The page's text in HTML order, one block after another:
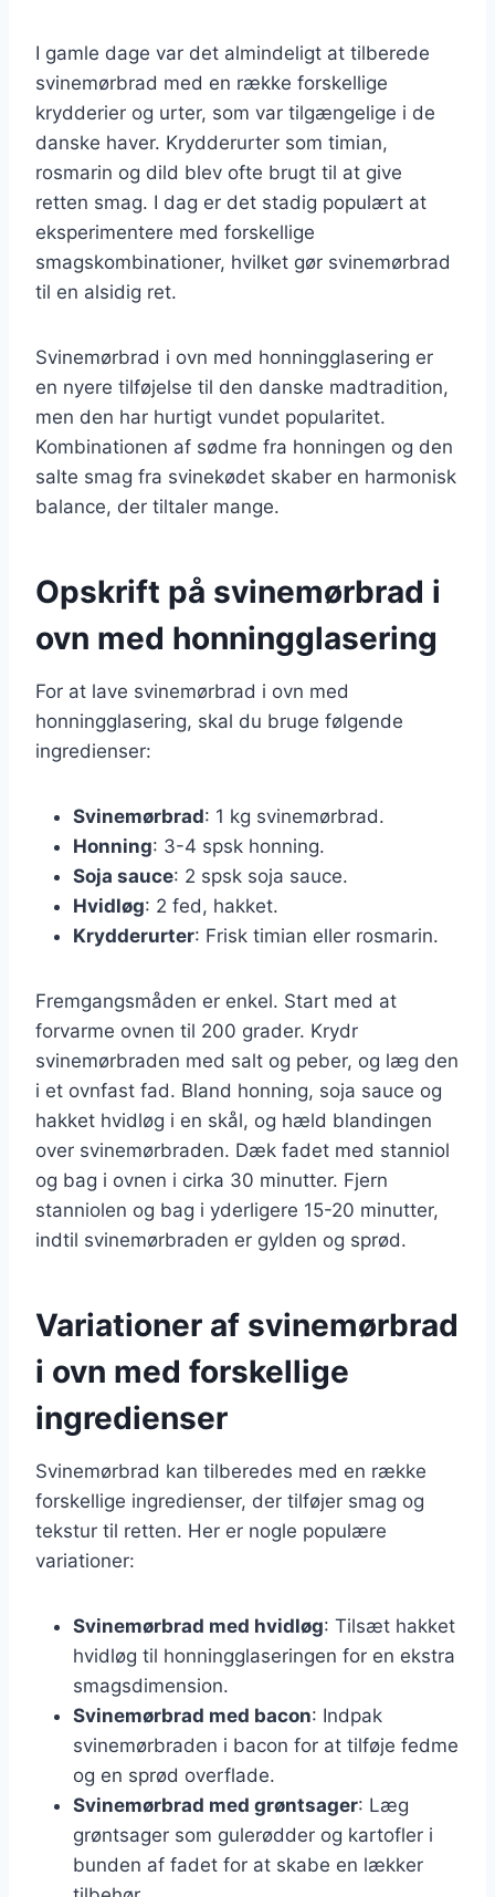
I gamle dage var det almindeligt at tilberede
svinemørbrad med en række forskellige
krydderier og urter, som var tilgængelige i de
danske haver. Krydderurter som timian,
rosmarin og dild blev ofte brugt til at give
retten smag. I dag er det stadig populært at
eksperimentere med forskellige
smagskombinationer, hvilket gør svinemørbrad
til en alsidig ret.
Svinemørbrad i ovn med honningglasering er
en nyere tilføjelse til den danske madtradition,
men den har hurtigt vundet popularitet.
Kombinationen af sødme fra honningen og den
salte smag fra svinekødet skaber en harmonisk
balance, der tiltaler mange.
Opskrift på svinemørbrad i
ovn med honningglasering
For at lave svinemørbrad i ovn med
honningglasering, skal du bruge følgende
ingredienser:
Svinemørbrad: 1 kg svinemørbrad.
Honning: 3-4 spsk honning.
Soja sauce: 2 spsk soja sauce.
Hvidløg: 2 fed, hakket.
Krydderurter: Frisk timian eller rosmarin.
Fremgangsmåden er enkel. Start med at
forvarme ovnen til 200 grader. Krydr
svinemørbraden med salt og peber, og læg den
i et ovnfast fad. Bland honning, soja sauce og
hakket hvidløg i en skål, og hæld blandingen
over svinemørbraden. Dæk fadet med stanniol
og bag i ovnen i cirka 30 minutter. Fjern
stanniolen og bag i yderligere 15-20 minutter,
indtil svinemørbraden er gylden og sprød.
Variationer af svinemørbrad
i ovn med forskellige
ingredienser
Svinemørbrad kan tilberedes med en række
forskellige ingredienser, der tilføjer smag og
tekstur til retten. Her er nogle populære
variationer:
Svinemørbrad med hvidløg: Tilsæt hakket
hvidløg til honningglaseringen for en ekstra
smagsdimension.
Svinemørbrad med bacon: Indpak
svinemørbraden i bacon for at tilføje fedme
og en sprød overflade.
Svinemørbrad med grøntsager: Læg
grøntsager som gulerødder og kartofler i
bunden af fadet for at skabe en lækker